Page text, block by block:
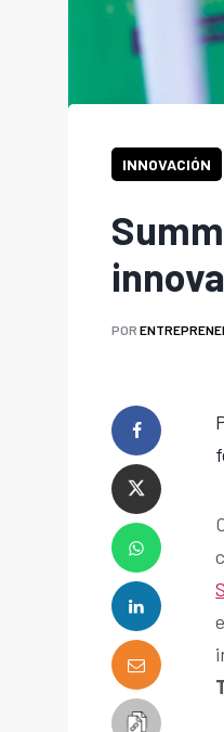
INNOVACIÓN
POR